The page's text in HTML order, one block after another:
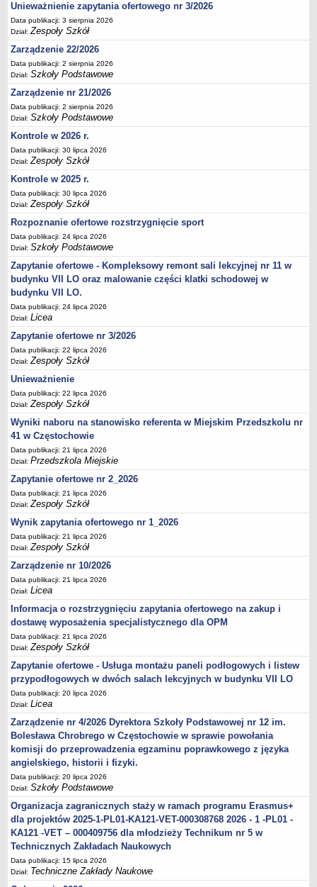
Dane podstawowe
Statut
Majątek
Godziny dyżurów
Ogłoszenia
Zarządzenia
Rejestry, ewidencje, archiwa
Kontrole
PONOWNE WYKORZYSTYWANIE
Sprawozdania
Deklaracja dostępności
DEKLARACJA DOSTĘPNOŚCI
OŚWIADCZENIA MAJĄTKOWE
PONOWNE WYKORZYSTYWANIE
UDOSTĘPNIANIE INFORMACJI PUBLICZNEJ
OCHRONA DANYCH OSOBOWYCH
Unieważnienie zapytania ofertowego nr 3/2026
Data publikacji: 3 sierpnia 2026
Dział:Zespoły Szkół
Zarządzenie 22/2026
Data publikacji: 2 sierpnia 2026
Dział:Szkoły Podstawowe
Zarządzenie nr 21/2026
Data publikacji: 2 sierpnia 2026
Dział:Szkoły Podstawowe
Kontrole w 2026 r.
Data publikacji: 30 lipca 2026
Dział:Zespoły Szkół
Kontrole w 2025 r.
Data publikacji: 30 lipca 2026
Dział:Zespoły Szkół
Rozpoznanie ofertowe rozstrzygnięcie sport
Data publikacji: 24 lipca 2026
Dział:Szkoły Podstawowe
Zapytanie ofertowe - Kompleksowy remont sali lekcyjnej nr 11 w
budynku VII LO oraz malowanie części klatki schodowej w
budynku VII LO.
Data publikacji: 24 lipca 2026
Dział:Licea
Zapytanie ofertowe nr 3/2026
Data publikacji: 22 lipca 2026
Dział:Zespoły Szkół
Unieważnienie
Data publikacji: 22 lipca 2026
Dział:Zespoły Szkół
Wyniki naboru na stanowisko referenta w Miejskim Przedszkolu nr
41 w Częstochowie
Data publikacji: 21 lipca 2026
Dział:Przedszkola Miejskie
Zapytanie ofertowe nr 2_2026
Data publikacji: 21 lipca 2026
Dział:Zespoły Szkół
Wynik zapytania ofertowego nr 1_2026
Data publikacji: 21 lipca 2026
Dział:Zespoły Szkół
Zarządzenie nr 10/2026
Data publikacji: 21 lipca 2026
Dział:Licea
Informacja o rozstrzygnięciu zapytania ofertowego na zakup i
dostawę wyposażenia specjalistycznego dla OPM
Data publikacji: 21 lipca 2026
Dział:Zespoły Szkół
Zapytanie ofertowe - Usługa montażu paneli podłogowych i listew
przypodłogowych w dwóch salach lekcyjnych w budynku VII LO
Data publikacji: 20 lipca 2026
Dział:Licea
Zarządzenie nr 4/2026 Dyrektora Szkoły Podstawowej nr 12 im.
Bolesława Chrobrego w Częstochowie w sprawie powołania
komisji do przeprowadzenia egzaminu poprawkowego z języka
angielskiego, historii i fizyki.
Data publikacji: 20 lipca 2026
Dział:Szkoły Podstawowe
Organizacja zagranicznych staży w ramach programu Erasmus+
dla projektów 2025-1-PL01-KA121-VET-000308768 2026 - 1 -PL01 -
KA121 -VET – 000409756 dla młodzieży Technikum nr 5 w
Technicznych Zakładach Naukowych
Data publikacji: 15 lipca 2026
Dział: Techniczne Zakłady Naukowe